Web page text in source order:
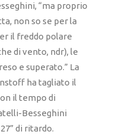
“ma proprio
non so se per la
il freddo polare
di vento, ndr), le
e superato.” La
ha tagliato il
il tempo di
Besseghini
di ritardo.